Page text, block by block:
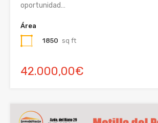
oportunidad…
Área
1850 sq ft
42.000,00€